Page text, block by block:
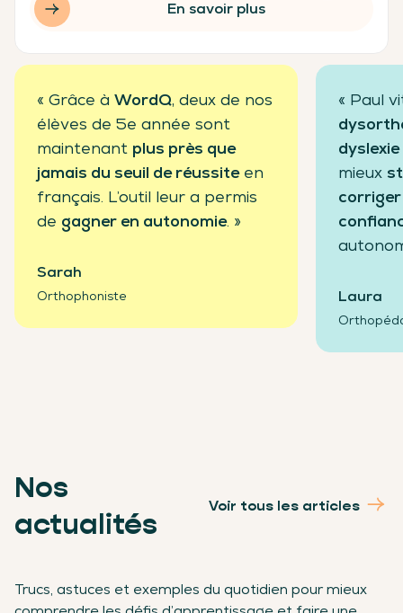
En savoir plus
« Grâce à WordQ, deux de nos
élèves de 5e année sont
maintenant plus près que
jamais du seuil de réussiteen
français. L’outil leur a permis
de gagner en autonomie. »
Sarah
Orthophoniste
« Paul
dyslexie
mieux
Laura
Nos
actualités
Voir tous les articles
Trucs, astuces et exemples du quotidien pour mieux